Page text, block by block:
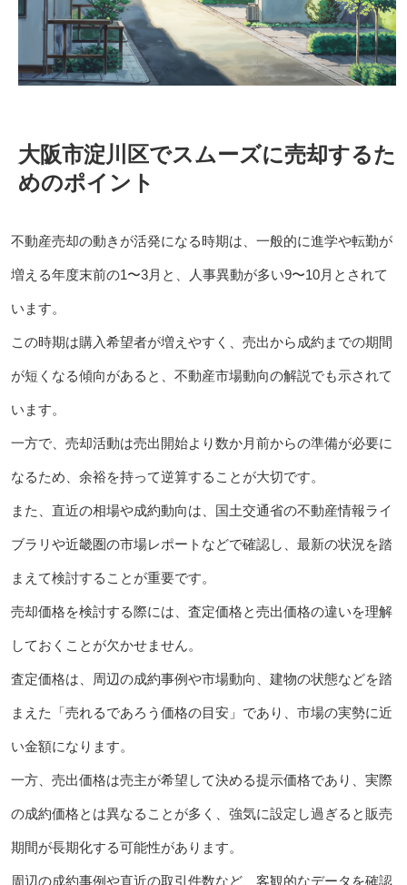
大阪市淀川区でスムーズに売却するた
めのポイント
不動産売却の動きが活発になる時期は、一般的に進学や転勤が
増える年度末前の1〜3月と、人事異動が多い9〜10月とされて
います。
この時期は購入希望者が増えやすく、売出から成約までの期間
が短くなる傾向があると、不動産市場動向の解説でも示されて
います。
一方で、売却活動は売出開始より数か月前からの準備が必要に
なるため、余裕を持って逆算することが大切です。
また、直近の相場や成約動向は、国土交通省の不動産情報ライ
ブラリや近畿圏の市場レポートなどで確認し、最新の状況を踏
まえて検討することが重要です。
売却価格を検討する際には、査定価格と売出価格の違いを理解
しておくことが欠かせません。
査定価格は、周辺の成約事例や市場動向、建物の状態などを踏
まえた「売れるであろう価格の目安」であり、市場の実勢に近
い金額になります。
一方、売出価格は売主が希望して決める提示価格であり、実際
の成約価格とは異なることが多く、強気に設定し過ぎると販売
期間が長期化する可能性があります。
周辺の成約事例や直近の取引件数など、客観的なデータを確認